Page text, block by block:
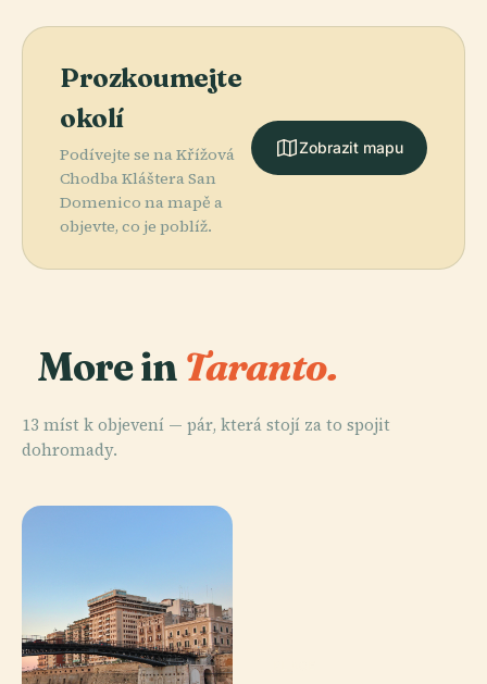
Prozkoumejte
okolí
Podívejte se na Křížová
Chodba Kláštera San
Domenico na mapě a
objevte, co je poblíž.
Zobrazit mapu
More in Taranto.
13 míst k objevení — pár, která stojí za to spojit
dohromady.